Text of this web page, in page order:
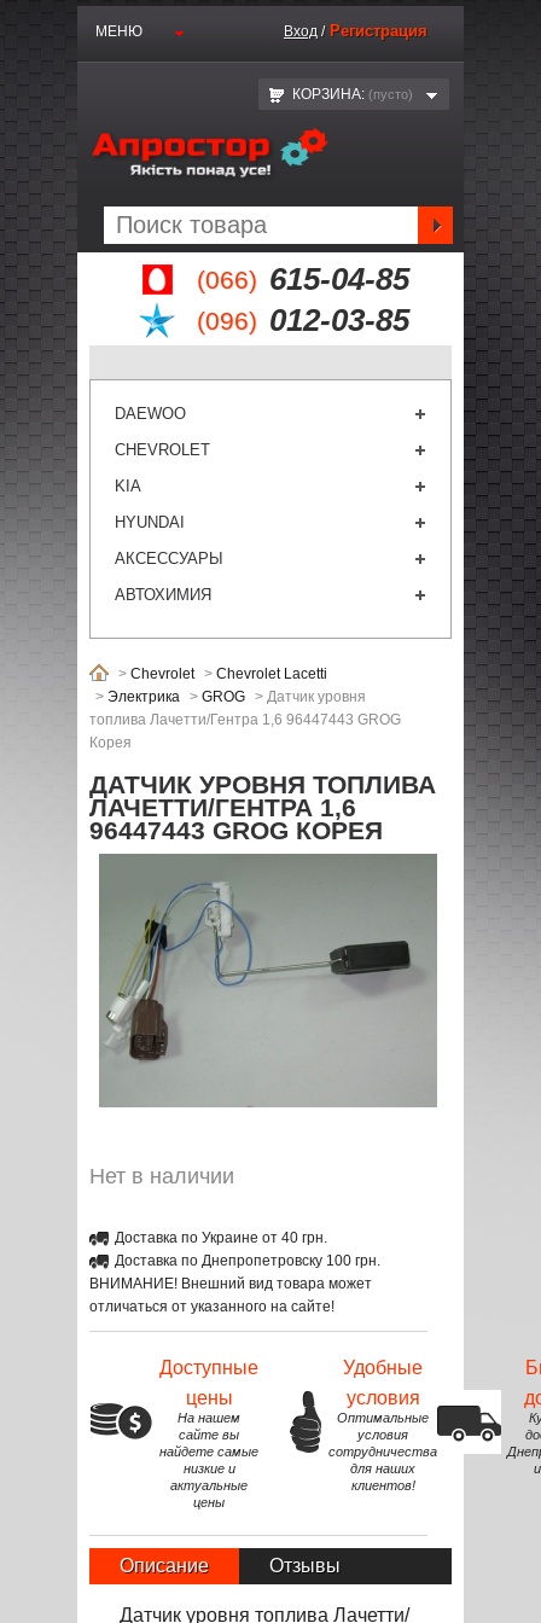
(066) 615-04-85
(096) 012-03-85
МЕНЮ Вход / Регистрация
КОРЗИНА: (пустo)
DAEWOO
CHEVROLET
KIA
HYUNDAI
АКСЕССУАРЫ
АВТОХИМИЯ
> Chevrolet > Chevrolet Lacetti
> Электрика > GROG > Датчик уровня
топлива Лачетти/Гентра 1,6 96447443 GROG
Корея
ДАТЧИК УРОВНЯ ТОПЛИВА
ЛАЧЕТТИ/ГЕНТРА 1,6
96447443 GROG КОРЕЯ
Нет в наличии
Доставка по Украине от 40 грн.
Доставка по Днепропетровску 100 грн.
ВНИМАНИЕ! Внешний вид товара может
отличаться от указанного на сайте!
Доступные
цены
На нашем
сайте вы
найдете самые
низкие и
актуальные
цены
Удобные
условия
Оптимальные
условия
сотрудничества
для наших
клиентов!
Описание Отзывы
Датчик уровня топлива Лачетти/